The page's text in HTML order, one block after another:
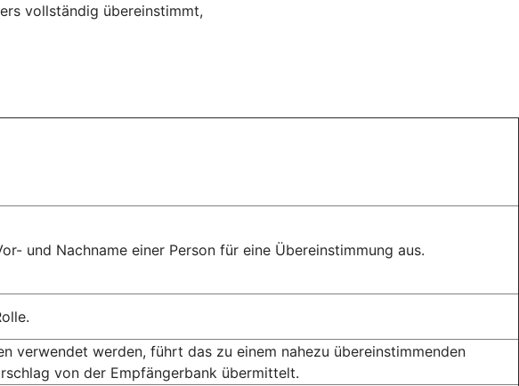
vollständig übereinstimmt,
und Nachname einer Person für eine Übereinstimmung aus.
verwendet werden, führt das zu einem nahezu übereinstimmenden
von der Empfängerbank übermittelt.